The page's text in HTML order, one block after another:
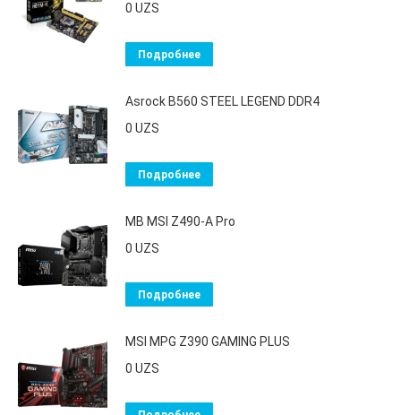
0 UZS
Подробнее
Asrock B560 STEEL LEGEND DDR4
0 UZS
Подробнее
MB MSI Z490-A Pro
0 UZS
Подробнее
MSI MPG Z390 GAMING PLUS
0 UZS